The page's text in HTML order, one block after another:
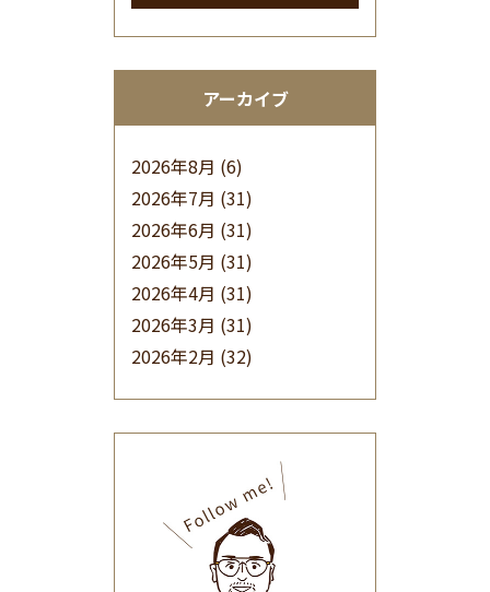
アーカイブ
2026年8月 (6)
2026年7月 (31)
2026年6月 (31)
2026年5月 (31)
2026年4月 (31)
2026年3月 (31)
2026年2月 (32)
(32)
2025年9月(30)
2025年8月(31)
2025年7月(37)